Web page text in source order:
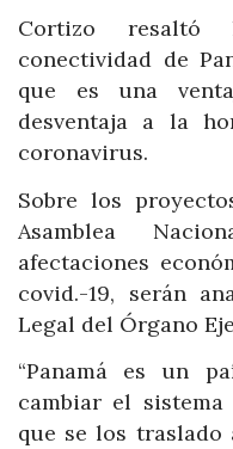
Cortizo
conectividad de
que es una
desventaja a la
coronavirus.
Sobre los
Asamblea
afectaciones
covid.-19, serán
Legal del Órgano
“Panamá es un
cambiar el
que se los traslado